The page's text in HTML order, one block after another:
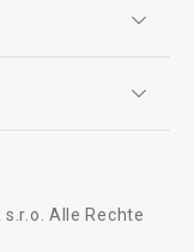
Alle Rechte